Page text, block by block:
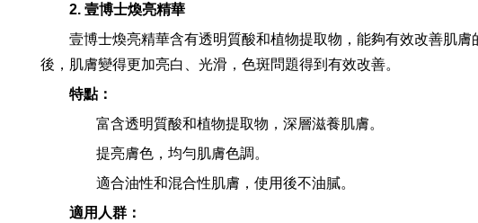
2. 壹博士煥亮精華
壹博士煥亮精華含有透明質酸和植物提取物，能夠有效改善肌
後，肌膚變得更加亮白、光滑，色斑問題得到有效改善。
特點：
富含透明質酸和植物提取物，深層滋養肌膚。
提亮膚色，均勻肌膚色調。
適合油性和混合性肌膚，使用後不油膩。
適用人群：